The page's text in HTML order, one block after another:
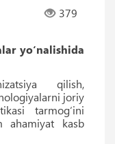
379
yo‘nalishida
qilish,
joriy
tarmog‘ini
ahamiyat kasb